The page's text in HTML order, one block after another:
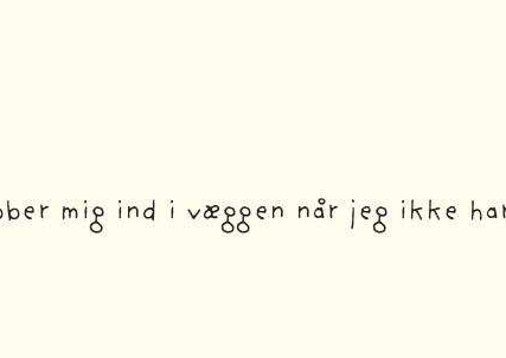
mig ind i væggen når jeg ikke